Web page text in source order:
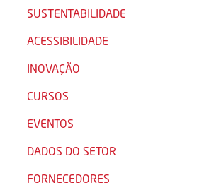
SUSTENTABILIDADE
ACESSIBILIDADE
INOVAÇÃO
CURSOS
EVENTOS
DADOS DO SETOR
FORNECEDORES